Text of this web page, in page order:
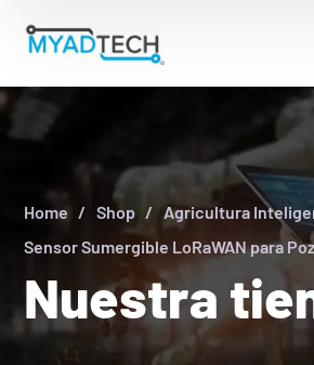
Nuestra
Home Shop
Agricultura
Sensor Sumergible LoRaWAN para